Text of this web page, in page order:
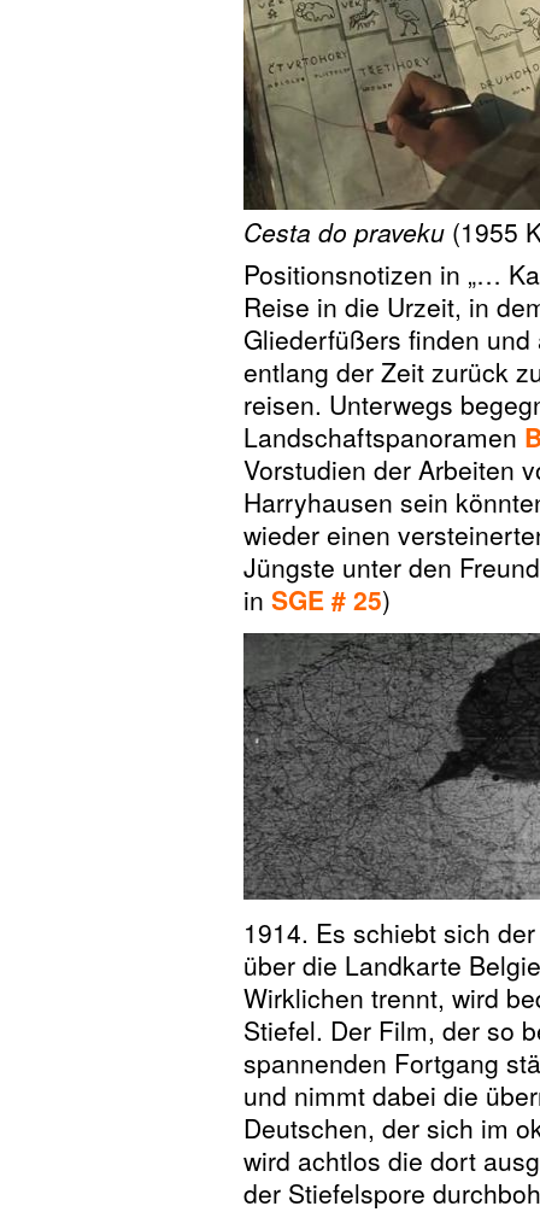
Cesta do praveku (1955
Positionsnotizen in „…
Reise in die Urzeit, in
Gliederfüßers finden
entlang der Zeit zurück
reisen. Unterwegs
Landschaftspanoramen
Vorstudien der Arbeiten
Harryhausen sein
wieder einen
Jüngste unter den
in SGE # 25)
1914. Es schiebt sich
über die Landkarte
Wirklichen trennt, wird
Stiefel. Der Film, der so
spannenden Fortgang
und nimmt dabei die
Deutschen, der sich im
wird achtlos die dort
der Stiefelspore